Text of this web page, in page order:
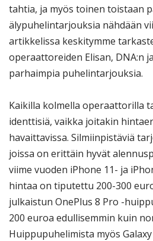
tahtia, ja myös toinen toistaan
älypuhelintarjouksia nähdään
artikkelissa keskitymme
operaattoreiden Elisan, DNA:n
parhaimpia puhelintarjouksia.
Kaikilla kolmella operaattorilla
identtisiä, vaikka joitakin
havaittavissa. Silmiinpistäviä
joissa on erittäin hyvät
viime vuoden iPhone 11- ja
hintaa on tiputettu 200-300
julkaistun OnePlus 8 Pro -
200 euroa edullisemmin kuin
Huippupuhelimista myös Galaxy